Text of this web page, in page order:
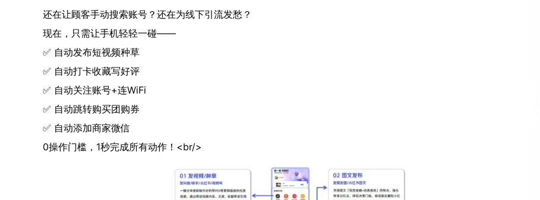
还在让顾客手动搜索账号？还在为线下引流发愁？
现在，只需让手机轻轻一碰——
✅ 自动发布短视频种草
✅ 自动打卡收藏写好评
✅ 自动关注账号+连WiFi
✅ 自动跳转购买团购券
✅ 自动添加商家微信
0操作门槛，1秒完成所有动作！<br/>